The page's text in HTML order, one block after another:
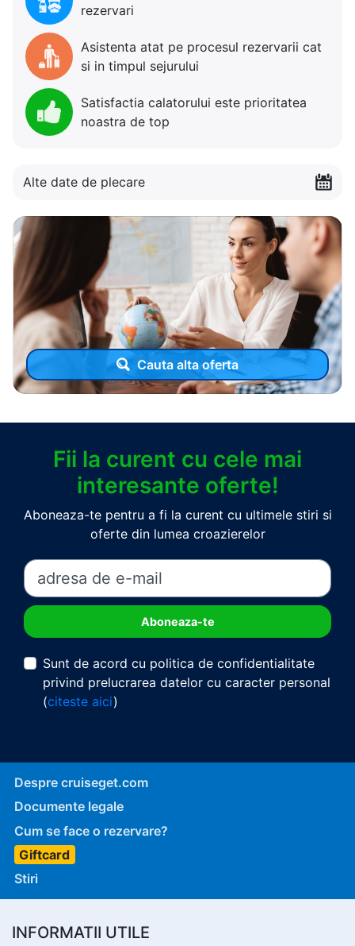
rezervari
Asistenta atat pe procesul rezervarii cat
si in timpul sejurului
Satisfactia calatorului este prioritatea
noastra de top
Alte date de plecare
Cauta alta oferta
Fii la curent cu cele mai
interesante oferte!
Aboneaza-te pentru a fi la curent cu ultimele stiri si
oferte din lumea croazierelor
Sunt de acord cu politica de confidentialitate
privind prelucrarea datelor cu caracter personal
(citeste aici)
Despre cruiseget.com
Documente legale
Cum se face o rezervare?
Giftcard
Stiri
INFORMATII UTILE